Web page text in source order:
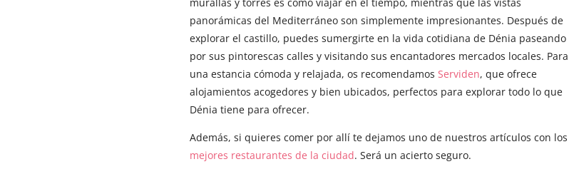
panorámicas del Mediterráneo son simplemente impresionantes. Después de
explorar el castillo, puedes sumergirte en la vida cotidiana de Dénia paseando
por sus pintorescas calles y visitando sus encantadores mercados locales. Para
una estancia cómoda y relajada, os recomendamosServiden, que ofrece
alojamientos acogedores y bien ubicados, perfectos para explorar todo lo que
Dénia tiene para ofrecer.
Además, si quieres comer por allí te dejamos uno de nuestros artículos con los
mejores restaurantes de la ciudad. Será un acierto seguro.